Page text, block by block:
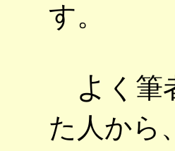
す。
よ く
た人から、